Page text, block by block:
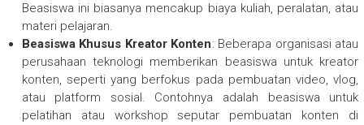
Beasiswa ini biasanya mencakup biaya kuliah, peralatan, atau
materi pelajaran.
Beasiswa Khusus Kreator Konten: Beberapa organisasi atau
perusahaan teknologi memberikan beasiswa untuk kreator
konten, seperti yang berfokus pada pembuatan video, vlog,
atau platform sosial. Contohnya adalah beasiswa untuk
pelatihan atau workshop seputar pembuatan konten di